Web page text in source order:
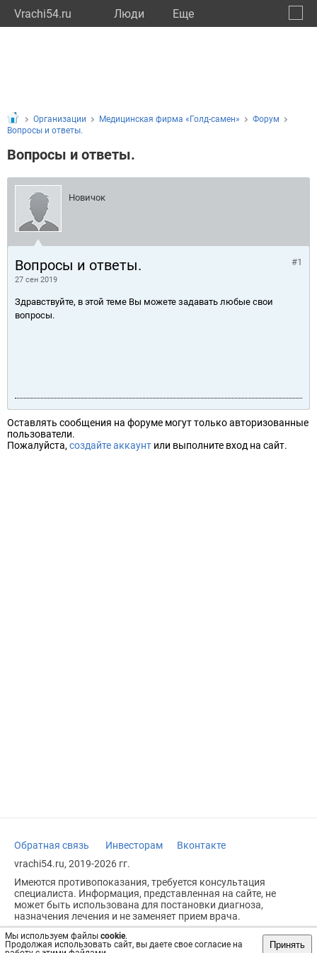
Vrachi54.ru Люди Eще
Мы используем файлы cookie.
Продолжая использовать сайт, вы даете свое согласие на
Принять
Организации Медицинская фирма «Голд-самен»
Форум
Вопросы и ответы.
Вопросы и ответы.
Новичок
Вопросы и ответы.
27 сен 2019
#1
Здравствуйте, в этой теме Вы можете задавать любые свои
вопросы.
Оставлять сообщения на форуме могут только авторизованные
пользователи.
Пожалуйста, создайте аккаунт или выполните вход на сайт.
Обратная связь Инвесторам
Вконтакте
vrachi54.ru, 2019-2026 гг.
Имеются противопоказания, требуется консультация
специалиста. Информация, представленная на сайте, не
может быть использована для постановки диагноза,
назначения лечения и не заменяет прием врача.
Возрастное ограничение: 18+